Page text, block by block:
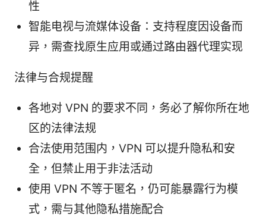
性
智能电视与流媒体设备：支持程度因设备而
异，需查找原生应用或通过路由器代理实现
法律与合规提醒
各地对 VPN 的要求不同，务必了解你所在地
区的法律法规
合法使用范围内，VPN 可以提升隐私和安
全，但禁止用于非法活动
使用 VPN 不等于匿名，仍可能暴露行为模
式，需与其他隐私措施配合